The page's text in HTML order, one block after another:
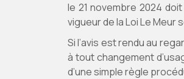
le 21 novembre 2024
vigueur de la Loi Le Meur
Si l’avis est rendu au
à tout changement
d’une simple règle